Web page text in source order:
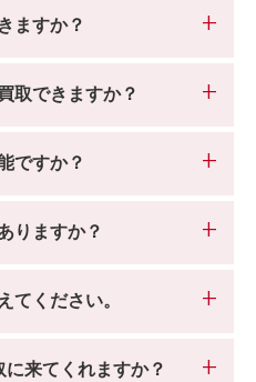
ますか？
取できますか？
ですか？
りますか？
てください。
来てくれますか？